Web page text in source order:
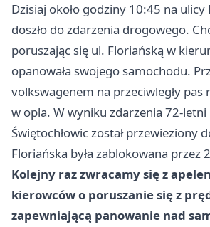
Dzisiaj około godziny 10:45 na ulicy
doszło do zdarzenia drogowego.
poruszając się ul. Floriańską w
opanowała swojego samochodu.
volkswagenem na przeciwległy pas
w opla. W wyniku zdarzenia 72-letni
Świętochłowic został przewieziony
Floriańska była zablokowana przez
Kolejny raz zwracamy się z
kierowców o poruszanie się z
zapewniającą panowanie nad